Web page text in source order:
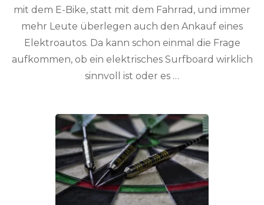
mit dem E-Bike, statt mit dem Fahrrad, und immer
mehr Leute überlegen auch den Ankauf eines
Elektroautos. Da kann schon einmal die Frage
aufkommen, ob ein elektrisches Surfboard wirklich
sinnvoll ist oder es …